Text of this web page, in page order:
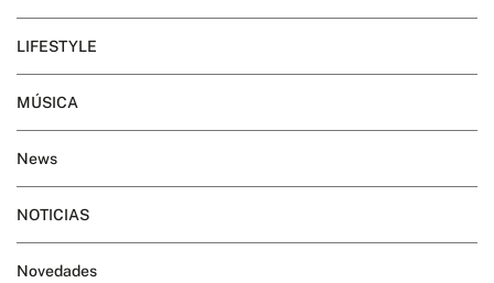
LIFESTYLE
MÚSICA
News
NOTICIAS
Novedades